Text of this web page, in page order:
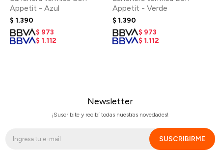
Appetit - Azul
$ 1.390
$ 973
$ 1.112
Appetit - Verde
$ 1.390
$ 973
$ 1.112
Newsletter
¡Suscribite y recibí todas nuestras novedades!
SUSCRIBIRME